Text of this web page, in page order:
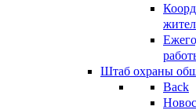
Штаб охраны
Back